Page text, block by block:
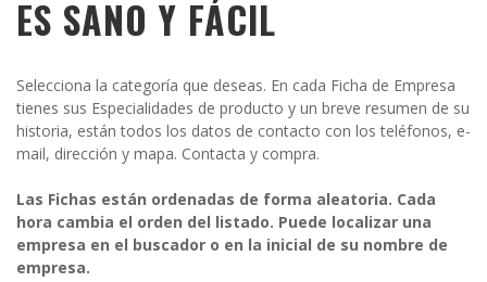
ES SANO Y FÁCIL
Selecciona la categoría que deseas. En cada Ficha de Empresa
tienes sus Especialidades de producto y un breve resumen de su
historia, están todos los datos de contacto con los teléfonos, e-
mail, dirección y mapa. Contacta y compra.
Las Fichas están ordenadas de forma aleatoria. Cada
hora cambia el orden del listado. Puede localizar una
empresa en el buscador o en la inicial de su nombre de
empresa.